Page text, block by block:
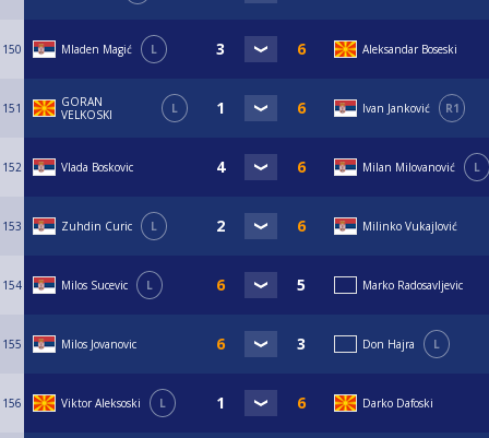
150 Mladen Magić L Aleksandar Boseski
151
GORAN
VELKOSKI
L Ivan Janković R1
152 Vlada Boskovic Milan Milovanović L
153 Zuhdin Curic L Milinko Vukajlović
154 Milos Sucevic L Marko Radosavljevic
155 Milos Jovanovic Don Hajra L
156 Viktor Aleksoski L Darko Dafoski